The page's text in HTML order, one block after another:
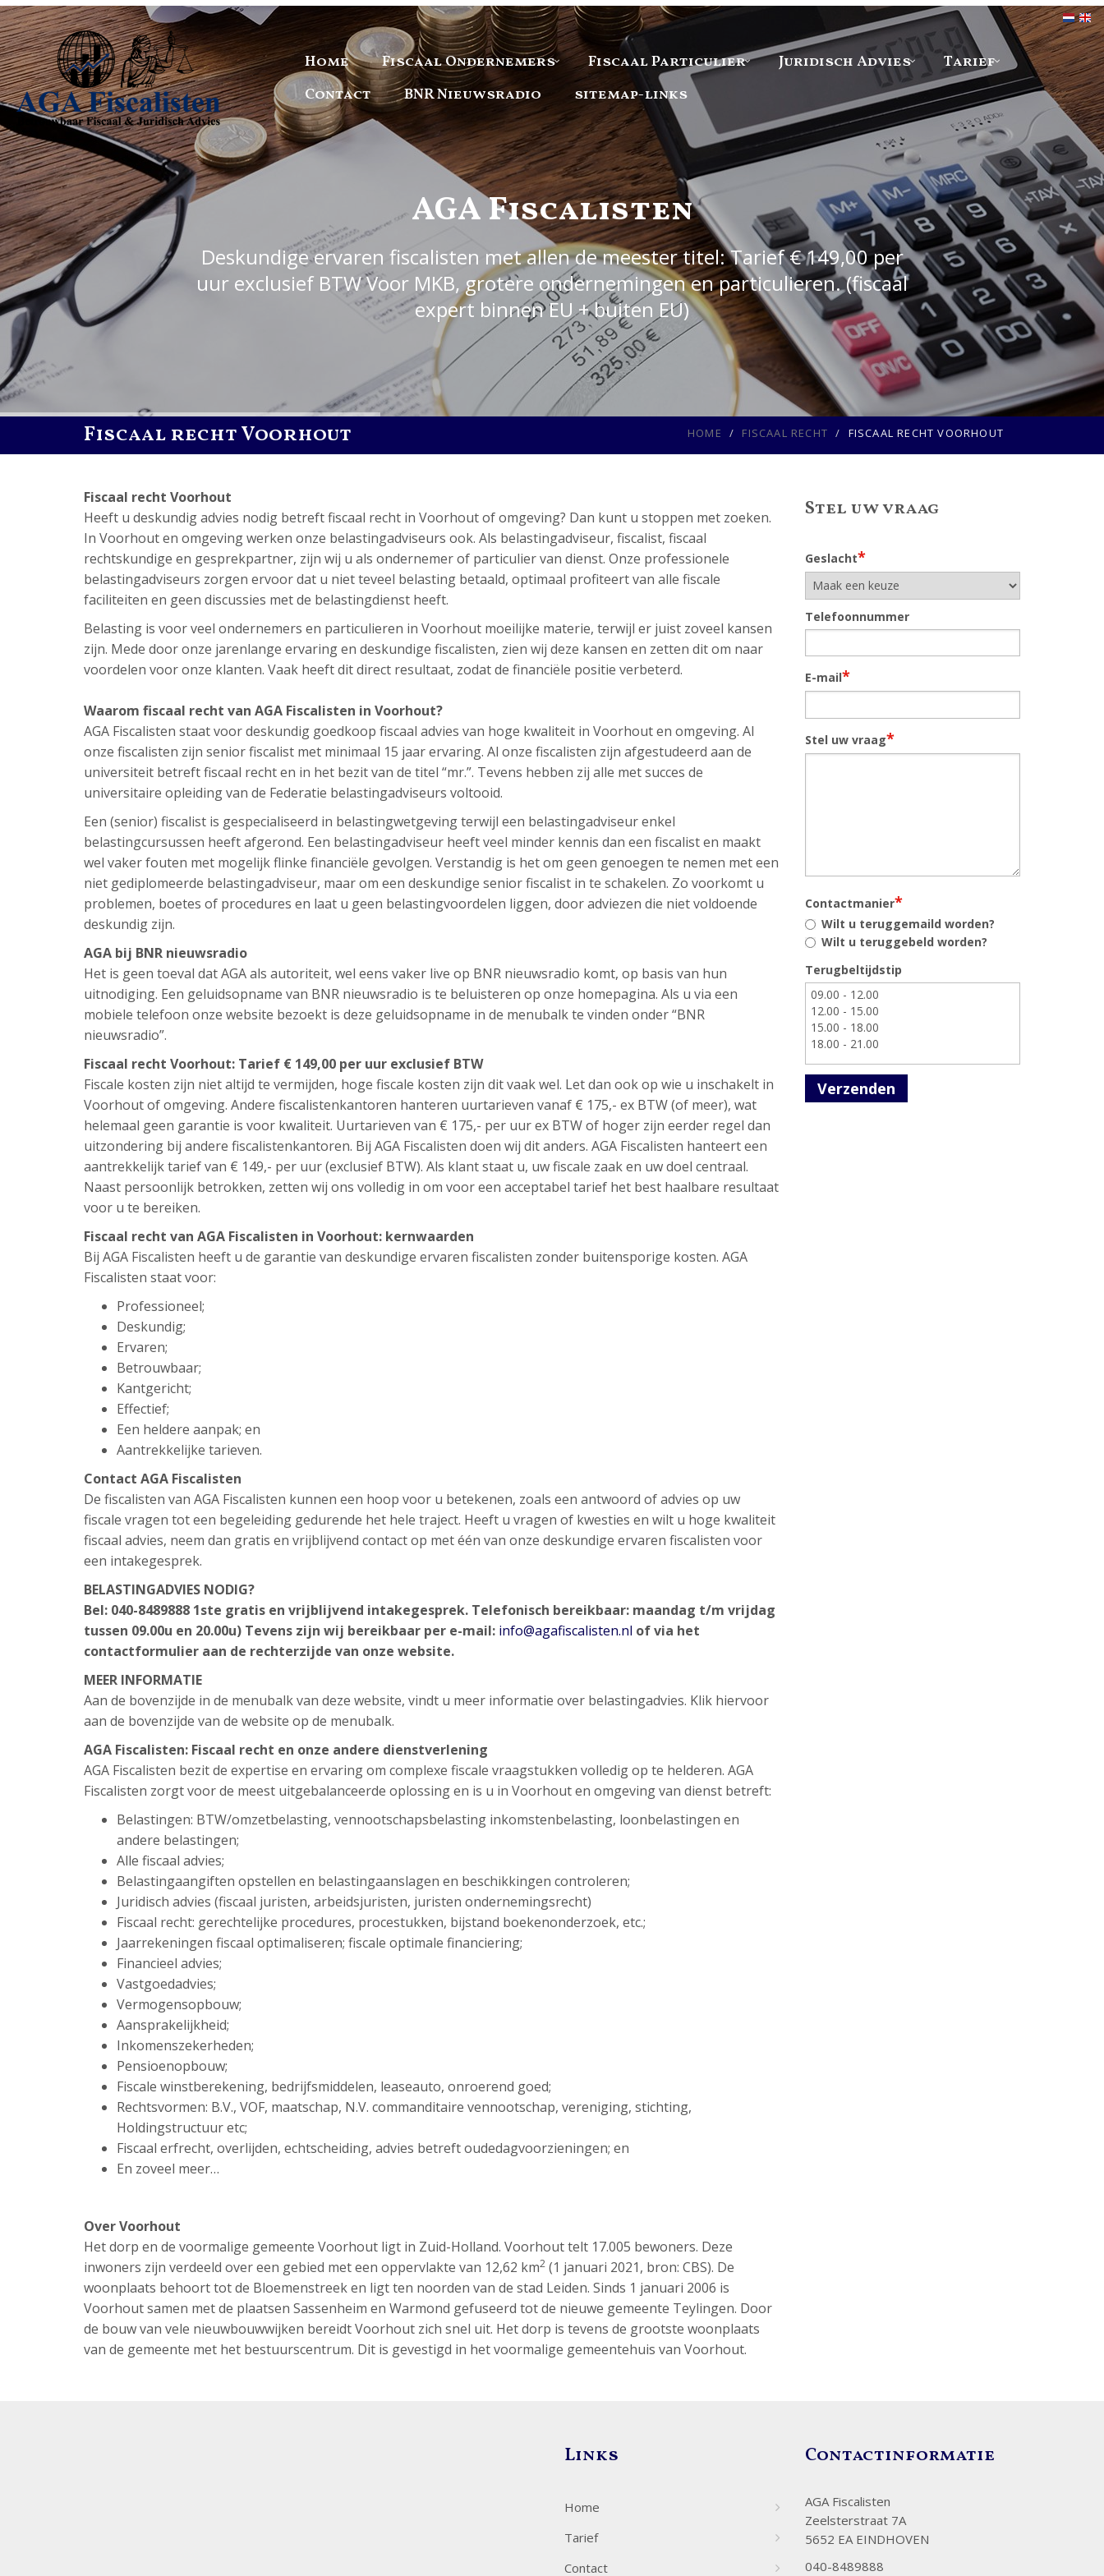
Home Fiscaal Ondernemers Fiscaal Particulier Juridisch Advies
Tarief
Contact
BNR Nieuwsradio sitemap-links
AGA Fiscalisten
Deskundige ervaren fiscalisten met allen de meester titel: Tarief € 149,00 per
uur exclusief BTW Voor MKB, grotere ondernemingen en particulieren. (fiscaal
expert binnen EU + buiten EU)
Fiscaal recht Voorhout HOME FISCAAL RECHT FISCAAL RECHT VOORHOUT
Fiscaal recht Voorhout
Heeft u deskundig advies nodig betreft fiscaal recht in Voorhout of omgeving? Dan kunt u stoppen met zoeken.
In Voorhout en omgeving werken onze belastingadviseurs ook. Als belastingadviseur, fiscalist, fiscaal
rechtskundige en gesprekpartner, zijn wij u als ondernemer of particulier van dienst. Onze professionele
belastingadviseurs zorgen ervoor dat u niet teveel belasting betaald, optimaal profiteert van alle fiscale
faciliteiten en geen discussies met de belastingdienst heeft.
Belasting is voor veel ondernemers en particulieren in Voorhout moeilijke materie, terwijl er juist zoveel kansen
zijn. Mede door onze jarenlange ervaring en deskundige fiscalisten, zien wij deze kansen en zetten dit om naar
voordelen voor onze klanten. Vaak heeft dit direct resultaat, zodat de financiële positie verbeterd.
Waarom fiscaal recht van AGA Fiscalisten in Voorhout?
AGA Fiscalisten staat voor deskundig goedkoop fiscaal advies van hoge kwaliteit in Voorhout en omgeving. Al
onze fiscalisten zijn senior fiscalist met minimaal 15 jaar ervaring. Al onze fiscalisten zijn afgestudeerd aan de
universiteit betreft fiscaal recht en in het bezit van de titel “mr.”. Tevens hebben zij alle met succes de
universitaire opleiding van de Federatie belastingadviseurs voltooid.
Een (senior) fiscalist is gespecialiseerd in belastingwetgeving terwijl een belastingadviseur enkel
belastingcursussen heeft afgerond. Een belastingadviseur heeft veel minder kennis dan een fiscalist en maakt
wel vaker fouten met mogelijk flinke financiële gevolgen. Verstandig is het om geen genoegen te nemen met een
niet gediplomeerde belastingadviseur, maar om een deskundige senior fiscalist in te schakelen. Zo voorkomt u
problemen, boetes of procedures en laat u geen belastingvoordelen liggen, door adviezen die niet voldoende
deskundig zijn.
AGA bij BNR nieuwsradio
Het is geen toeval dat AGA als autoriteit, wel eens vaker live op BNR nieuwsradio komt, op basis van hun
uitnodiging. Een geluidsopname van BNR nieuwsradio is te beluisteren op onze homepagina. Als u via een
mobiele telefoon onze website bezoekt is deze geluidsopname in de menubalk te vinden onder “BNR
nieuwsradio”.
Fiscaal recht Voorhout: Tarief € 149,00 per uur exclusief BTW
Fiscale kosten zijn niet altijd te vermijden, hoge fiscale kosten zijn dit vaak wel. Let dan ook op wie u inschakelt in
Voorhout of omgeving. Andere fiscalistenkantoren hanteren uurtarieven vanaf € 175,- ex BTW (of meer), wat
helemaal geen garantie is voor kwaliteit. Uurtarieven van € 175,- per uur ex BTW of hoger zijn eerder regel dan
uitzondering bij andere fiscalistenkantoren. Bij AGA Fiscalisten doen wij dit anders. AGA Fiscalisten hanteert een
aantrekkelijk tarief van € 149,- per uur (exclusief BTW). Als klant staat u, uw fiscale zaak en uw doel centraal.
Naast persoonlijk betrokken, zetten wij ons volledig in om voor een acceptabel tarief het best haalbare resultaat
voor u te bereiken.
Fiscaal recht van AGA Fiscalisten in Voorhout: kernwaarden
Bij AGA Fiscalisten heeft u de garantie van deskundige ervaren fiscalisten zonder buitensporige kosten. AGA
Fiscalisten staat voor:
Professioneel;
Deskundig;
Ervaren;
Betrouwbaar;
Kantgericht;
Effectief;
Een heldere aanpak; en
Aantrekkelijke tarieven.
Contact AGA Fiscalisten
De fiscalisten van AGA Fiscalisten kunnen een hoop voor u betekenen, zoals een antwoord of advies op uw
fiscale vragen tot een begeleiding gedurende het hele traject. Heeft u vragen of kwesties en wilt u hoge kwaliteit
fiscaal advies, neem dan gratis en vrijblijvend contact op met één van onze deskundige ervaren fiscalisten voor
een intakegesprek.
BELASTINGADVIES NODIG?
Bel: 040-8489888 1ste gratis en vrijblijvend intakegesprek. Telefonisch bereikbaar: maandag t/m vrijdag
tussen 09.00u en 20.00u) Tevens zijn wij bereikbaar per e-mail: info@agafiscalisten.nl of via het
contactformulier aan de rechterzijde van onze website.
MEER INFORMATIE
Aan de bovenzijde in de menubalk van deze website, vindt u meer informatie over belastingadvies. Klik hiervoor
aan de bovenzijde van de website op de menubalk.
AGA Fiscalisten: Fiscaal recht en onze andere dienstverlening
AGA Fiscalisten bezit de expertise en ervaring om complexe fiscale vraagstukken volledig op te helderen. AGA
Fiscalisten zorgt voor de meest uitgebalanceerde oplossing en is u in Voorhout en omgeving van dienst betreft:
Belastingen: BTW/omzetbelasting, vennootschapsbelasting inkomstenbelasting, loonbelastingen en
andere belastingen;
Alle fiscaal advies;
Belastingaangiften opstellen en belastingaanslagen en beschikkingen controleren;
Juridisch advies (fiscaal juristen, arbeidsjuristen, juristen ondernemingsrecht)
Fiscaal recht: gerechtelijke procedures, procestukken, bijstand boekenonderzoek, etc.;
Jaarrekeningen fiscaal optimaliseren; fiscale optimale financiering;
Financieel advies;
Vastgoedadvies;
Vermogensopbouw;
Aansprakelijkheid;
Inkomenszekerheden;
Pensioenopbouw;
Fiscale winstberekening, bedrijfsmiddelen, leaseauto, onroerend goed;
Rechtsvormen: B.V., VOF, maatschap, N.V. commanditaire vennootschap, vereniging, stichting,
Holdingstructuur etc;
Fiscaal erfrecht, overlijden, echtscheiding, advies betreft oudedagvoorzieningen; en
En zoveel meer…
Over Voorhout
Het dorp en de voormalige gemeente Voorhout ligt in Zuid-Holland. Voorhout telt 17.005 bewoners. Deze
inwoners zijn verdeeld over een gebied met een oppervlakte van 12,62 km2 (1 januari 2021, bron: CBS). De
woonplaats behoort tot de Bloemenstreek en ligt ten noorden van de stad Leiden. Sinds 1 januari 2006 is
Voorhout samen met de plaatsen Sassenheim en Warmond gefuseerd tot de nieuwe gemeente Teylingen. Door
de bouw van vele nieuwbouwwijken bereidt Voorhout zich snel uit. Het dorp is tevens de grootste woonplaats
van de gemeente met het bestuurscentrum. Dit is gevestigd in het voormalige gemeentehuis van Voorhout.
Stel uw vraag
Geslacht*
Telefoonnummer
E-mail*
Stel uw vraag*
Contactmanier*
Wilt u teruggemaild worden?
Wilt u teruggebeld worden?
Terugbeltijdstip
Verzenden
Links
Home
Tarief
Contact
Contactinformatie
AGA Fiscalisten
Zeelsterstraat 7A
5652 EA EINDHOVEN
040-8489888